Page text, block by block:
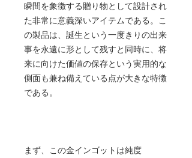
瞬間を象徴する贈り物として設計され
た非常に意義深いアイテムである。こ
の製品は、誕生という一度きりの出来
事を永遠に形として残すと同時に、将
来に向けた価値の保存という実用的な
側面も兼ね備えている点が大きな特徴
である。
まず、この金インゴットは純度